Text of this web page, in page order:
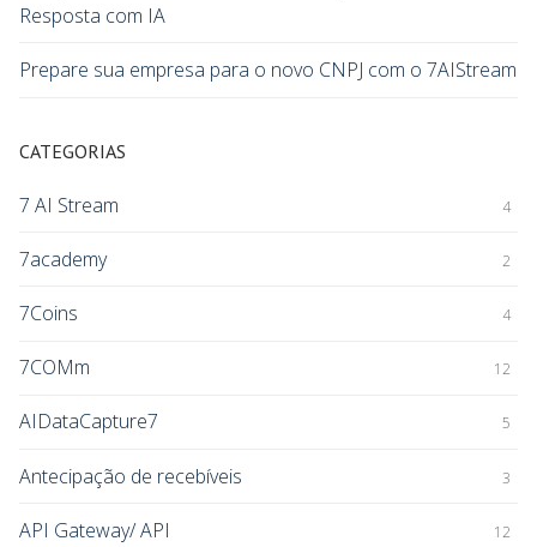
Resposta com IA
Prepare sua empresa para o novo CNPJ com o 7AIStream
CATEGORIAS
7 AI Stream 4
7academy 2
7Coins 4
7COMm 12
AIDataCapture7 5
Antecipação de recebíveis 3
API Gateway/ API 12